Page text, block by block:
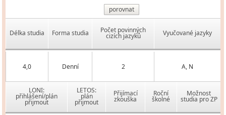
porovnat
Délka studia Forma studia Počet povinných
cizích jazyků Vyučované jazyky
4,0 Denní 2 A, N
LONI:
přihlášení/plán
přijmout
LETOS:
plán
přijmout
Přijímací
zkouška
Roční
školné
Možnost
studia pro ZP